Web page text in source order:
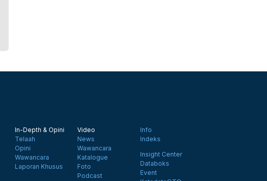
In-Depth & Opini
Telaah
Opini
Wawancara
Laporan Khusus
Video
News
Wawancara
Katalogue
Foto
Podcast
Info
Indeks
Insight Center
Databoks
Event